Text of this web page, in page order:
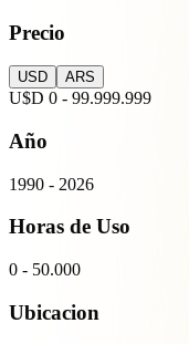
Precio
USD ARS
U$D 0 - 99.999.999
Año
1990 - 2026
Horas de Uso
0 - 50.000
Ubicacion